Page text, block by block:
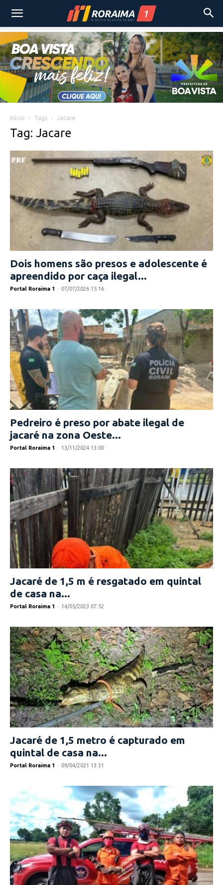
Início Tags Jacare
Tag: Jacare
Dois homens são presos e adolescente é
apreendido por caça ilegal...
Portal Roraima 1 - 07/07/2026 15:16
Pedreiro é preso por abate ilegal de
jacaré na zona Oeste...
Portal Roraima 1 - 13/11/2024 13:00
Jacaré de 1,5 m é resgatado em quintal
de casa na...
Portal Roraima 1 - 14/05/2023 07:52
Jacaré de 1,5 metro é capturado em
quintal de casa na...
Portal Roraima 1 - 09/04/2021 13:31